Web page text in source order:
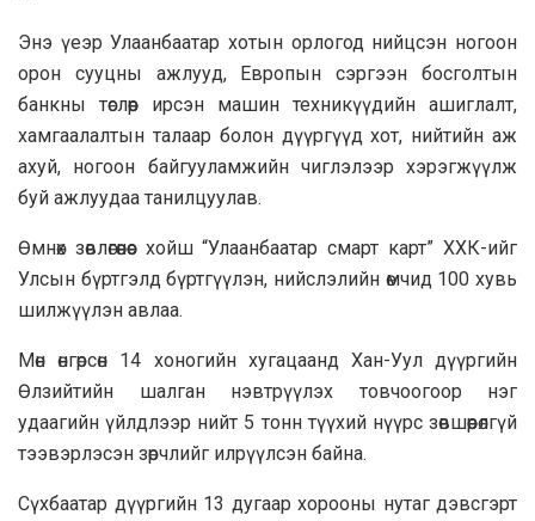
Энэ үеэр Улаанбаатар хотын орлогод нийцсэн ногоон
орон сууцны ажлууд, Европын сэргээн босголтын
банкны төслөөр ирсэн машин техникүүдийн ашиглалт,
хамгаалалтын талаар болон дүүргүүд хот, нийтийн аж
ахуй, ногоон байгууламжийн чиглэлээр хэрэгжүүлж
буй ажлуудаа танилцуулав.
Өмнөх зөвлөгөөнөөс хойш “Улаанбаатар смарт карт” ХХК-ийг
Улсын бүртгэлд бүртгүүлэн, нийслэлийн өмчид 100 хувь
шилжүүлэн авлаа.
Мөн өнгөрсөн 14 хоногийн хугацаанд Хан-Уул дүүргийн
Өлзийтийн шалган нэвтрүүлэх товчоогоор нэг
удаагийн үйлдлээр нийт 5 тонн түүхий нүүрс зөвшөөрөлгүй
тээвэрлэсэн зөрчлийг илрүүлсэн байна.
Сүхбаатар дүүргийн 13 дугаар хорооны нутаг дэвсгэрт